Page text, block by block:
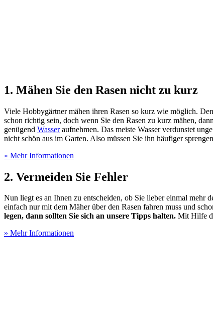
1. Mähen Sie den Rasen nicht zu kurz
Viele Hobbygärtner mähen ihren Rasen so kurz wie möglich.
schon richtig sein, doch wenn Sie den Rasen zu kurz mähen,
genügend Wasseraufnehmen. Das meiste Wasser verdunstet
nicht schön aus im Garten. Also müssen Sie ihn häufiger
» Mehr Informationen
2. Vermeiden Sie Fehler
Nun liegt es an Ihnen zu entscheiden, ob Sie lieber einmal mehr
einfach nur mit dem Mäher über den Rasen fahren muss und
legen, dann sollten Sie sich an unsere Tipps halten. Mit Hilfe
» Mehr Informationen